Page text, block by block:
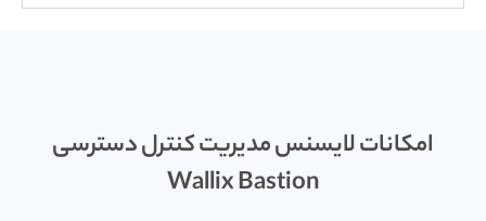
امکانات لایسنس مدیریت کنترل دسترسی
Wallix Bastion